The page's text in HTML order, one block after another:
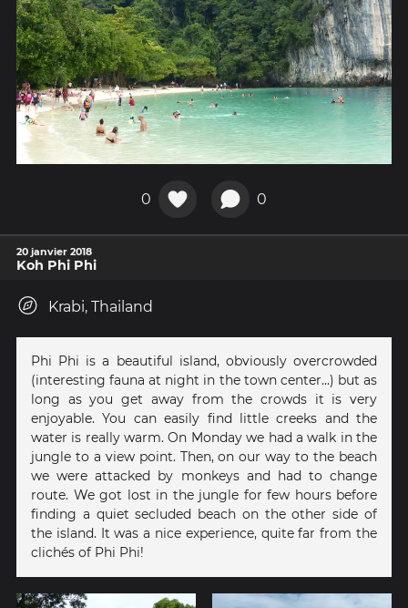
0 0
20 janvier 2018
Koh Phi Phi
Krabi, Thailand
Phi Phi is a beautiful island, obviously overcrowded
(interesting fauna at night in the town center...) but as
long as you get away from the crowds it is very
enjoyable. You can easily find little creeks and the
water is really warm. On Monday we had a walk in the
jungle to a view point. Then, on our way to the beach
we were attacked by monkeys and had to change
route. We got lost in the jungle for few hours before
finding a quiet secluded beach on the other side of
the island. It was a nice experience, quite far from the
clichés of Phi Phi!